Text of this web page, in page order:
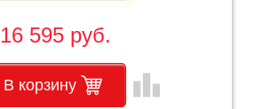
16 595 руб.
В корзину leaderboard